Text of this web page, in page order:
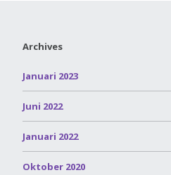
Archives
Januari 2023
Juni 2022
Januari 2022
Oktober 2020